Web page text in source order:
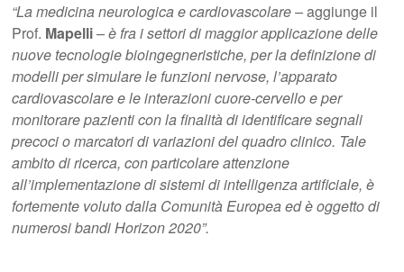
“La medicina neurologica e cardiovascolare –aggiunge il
Prof. Mapelli– è fra i settori di maggior applicazione delle
nuove tecnologie bioingegneristiche, per la definizione di
modelli per simulare le funzioni nervose, l’apparato
cardiovascolare e le interazioni cuore-cervello e per
monitorare pazienti con la finalità di identificare segnali
precoci o marcatori di variazioni del quadro clinico. Tale
ambito di ricerca, con particolare attenzione
all’implementazione di sistemi di intelligenza artificiale, è
fortemente voluto dalla Comunità Europea ed è oggetto di
numerosi bandi Horizon 2020”.